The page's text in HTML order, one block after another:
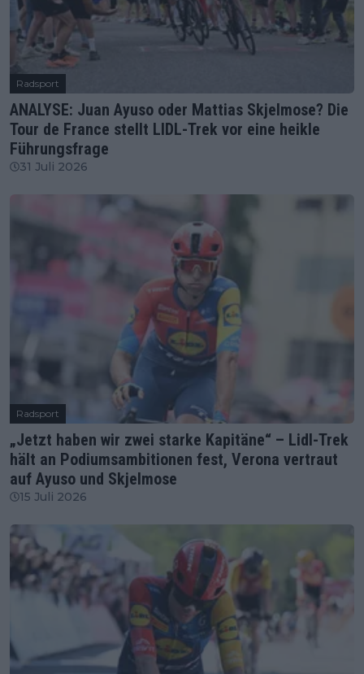
Radsport
ANALYSE: Juan Ayuso oder Mattias Skjelmose? Die
Tour de France stellt LIDL-Trek vor eine heikle
Führungsfrage
31 Juli 2026
Radsport
„Jetzt haben wir zwei starke Kapitäne“ – Lidl-Trek
hält an Podiumsambitionen fest, Verona vertraut
auf Ayuso und Skjelmose
15 Juli 2026